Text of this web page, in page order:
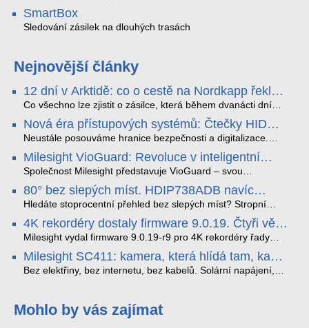
SmartBox
Sledování zásilek na dlouhých trasách
Nejnovější články
12 dní v Arktidě: co o cestě na Nordkapp řekla
data ze SMARTBOX 2 MAX
Co všechno lze zjistit o zásilce, která během dvanácti dní
projede Arktidou? SMARTBOX 2 MAX jsme vzali na trasu z
Tromsø přes Lofoty, Kirunu a finské Laponsko až na
Nordkapp. Bez jediného dobití, v mrazu až −13 °C a mimo
otřesy i náklon. Výsledkem není jen čára na mapě, ale
podrobný datový příběh celé cesty.
Nová éra přístupových systémů: Čtečky HID
Signo
Neustále posouváme hranice bezpečnosti a digitalizace.
v oblasti kontroly přístupu – moderní a vysoce univerzální
čtečky HID Signo.
Milesight VioGuard: Revoluce v inteligentní
detekci dopravních přestupků
Společnost Milesight představuje VioGuard – svou
dopravních přestupků. Tento systém, poháněný
sofistikovanými algoritmy umělé inteligence (AI), je navržen
tak, aby poskytoval komplexní nástroje pro vymáhání
dopravních předpisů, zvyšoval bezpečnost na silnicích a
optimalizoval plynulost dopravy v moderních městech.
80° bez slepých míst. HDIP738ADB navíc
streamuje na YouTube – bez PC.
Hledáte stoprocentní přehled bez slepých míst? Stropní
panoramatická kamera HDIP738ADB skládá obraz ze dvou
4MP senzorů SONY do jednoho čistého 180° záběru bez
zkreslení. K tomu přidává AI detekci osob a vozidel,
YouTube – bez běžícího počítače.
4K rekordéry dostaly firmware 9.0.19. Čtyři věci,
které musíte vědět.
Milesight vydal firmware 9.0.19-r9 pro 4K rekordéry řady
které vám zjednoduší práci – a jedna z nich vám ušetří
spoustu zbytečných výjezdů k zákazníkům.
Milesight SC411: kamera, která hlídá tam, kam
kabel nedosáhne
Bez elektřiny, bez internetu, bez kabelů. Solární napájení,
váš telefon. Podívejte se na video.
Mohlo by vás zajímat